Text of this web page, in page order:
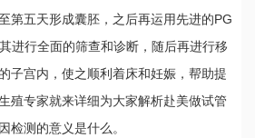
第五天形成囊胚，之后再运用先进的PG
进行全面的筛查和诊断，随后再进行移
子宫内，使之顺利着床和妊娠，帮助提
殖专家就来详细为大家解析赴美做试管
检测的意义是什么。